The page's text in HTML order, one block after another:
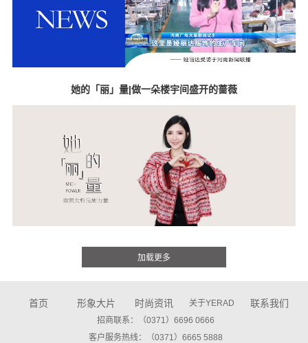
她的「丽」量|做一朵楼宇间盛开的蔷薇
首页 形象大片 时尚资讯 关于YERAD 联系我们
招商联系：（0371）6696 0666
客户服务热线：（0371）6665 5888